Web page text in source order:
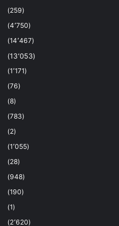
(259)
(4٬750)
(14٬467)
(13٬053)
(1٬171)
(76)
(8)
(783)
(2)
(1٬055)
(28)
(948)
(190)
(1)
(2٬620)